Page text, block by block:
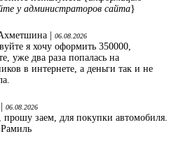
у администраторов сайта}
| 06.08.2026
я хочу оформить 350000,
уже два раза попалась на
в интернете, а деньги так и не
06.08.2026
прошу заем, для покупки автомобиля.